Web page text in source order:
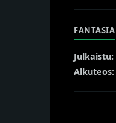
FANTASIA
Julkaistu:
Alkuteos: